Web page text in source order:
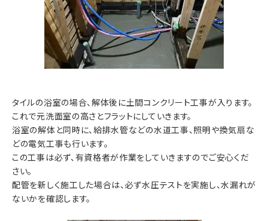
タイルの浴室の場合、解体後に土間コンクリート工事が入ります。
これで元洗面室の高さとフラットにしていきます。
浴室の解体と同時に、給排水管などの水道工事、照明や換気扇な
どの電気工事も行います。
この工事は必ず、有資格者が作業をしていきますのでご安心くだ
さい。
配管を新しく施工した場合は、必ず水圧テストを実施し、水漏れが
ないかを確認します。